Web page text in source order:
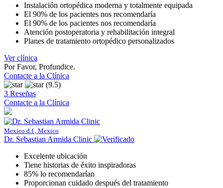
Instalación ortopédica moderna y totalmente equipada
El 90% de los pacientes nos recomendaría
El 90% de los pacientes nos recomendaría
Atención postoperatoria y rehabilitación integral
Planes de tratamiento ortopédico personalizados
Ver clínica
Por Favor, Profundice.
Contacte a la Clínica
(9.5)
3 Reseñas
Contacte a la Clínica
Mexico d.f., Mexico
Dr. Sebastian Armida Clinic
Excelente ubicación
Tiene historias de éxito inspiradoras
85% lo recomendarían
Proporcionan cuidado después del tratamiento